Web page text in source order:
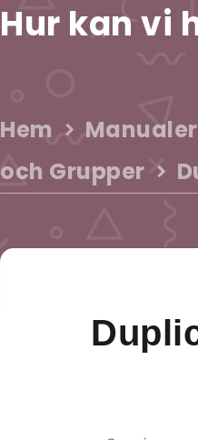
Hur kan vi
Hem
och Grupper